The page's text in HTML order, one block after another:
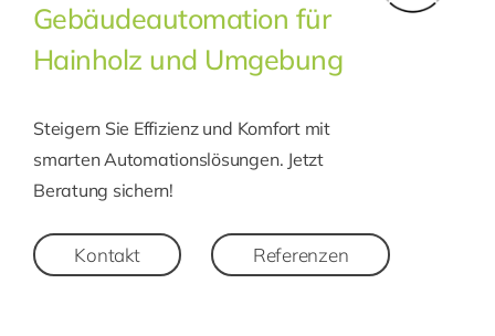
Unternehmen
Karriere
Kontakt
Gebäudeautomation für
Hainholz und Umgebung
Steigern Sie Effizienz und Komfort mit
smarten Automationslösungen. Jetzt
Beratung sichern!
Kontakt Referenzen